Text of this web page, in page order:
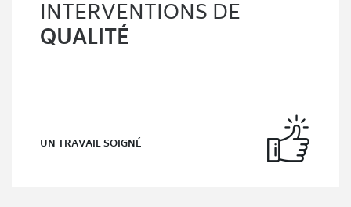
INTERVENTIONS DE
QUALITÉ
UN TRAVAIL SOIGNÉ